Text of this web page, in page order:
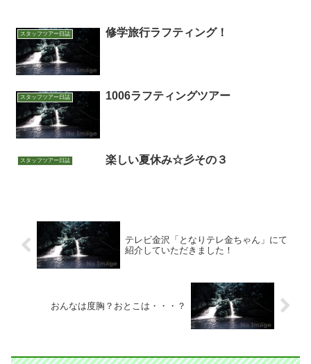
スタッフツアー日誌 修学旅行ラフティング！
スタッフツアー日誌 1006ラフティングツアー
スタッフツアー日誌 楽しい夏休み☆彡その３
テレビ金沢「となりテレ金ちゃん」にて
紹介していただきました！
おんなは度胸？おとこは・・・？